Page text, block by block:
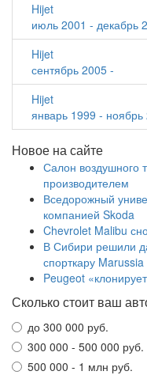
Hijet
июль 2001 - декабрь
Hijet
сентябрь 2005 -
Hijet
январь 1999 - ноябрь
Новое на сайте
Салон воздушного
производителем
Вседорожный
компанией Skoda
Chevrolet Malibu
В Сибири решили
спорткару Marussia
Peugeot
Сколько стоит ваш
до 300 000 руб.
300 000 - 500 000 руб.
500 000 - 1 млн руб.